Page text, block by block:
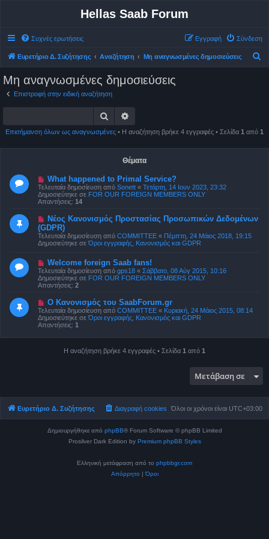
Hellas Saab Forum
Συχνές ερωτήσεις Σύνδεση
Εγγραφή
Ευρετήριο Δ. Συζήτησης Αναζήτηση Μη αναγνωσμένες δημοσιεύσεις
τ
Μη αναγνωσμένες δημοσιεύσεις
Επιστροφή στην ειδική αναζήτηση
Αναζήτηση
Επισήμανση όλων ως αναγνωσμένες • Η αναζήτηση βρήκε 4 εγγραφές • Σελίδα 1 από 1
Θέματα
Ν
έ
α
δ
η
ο
σ
ί
ε
η
What happened to Primal Service?
Τελευταία δημοσίευση από Sonett « Τετάρτη, 14 Ιουν 2023, 23:32
Δημοσιεύτηκε σε FOR OUR FOREIGN MEMBERS ONLY
Απαντήσεις: 14
Ν
έ
α
δ
η
ο
σ
ί
ε
υ
η
Νέος Κανονισμός Προστασίας Προσωπικών Δεδομένων
(GDPR)
Τελευταία δημοσίευση από COMMITTEE « Πέμπτη, 24 Μάιος 2018, 19:15
Δημοσιεύτηκε σεΌροι εγγραφής, Κανονισμός και GDPR
Ν
έ
α
δ
η
ο
σ
ί
ε
σ
Welcome foreign Saab fans!
Τελευταία δημοσίευση από gps18 « Σάββατο, 08 Αύγ 2015, 10:16
Δημοσιεύτηκε σε FOR OUR FOREIGN MEMBERS ONLY
Απαντήσεις: 2
Ν
έ
α
δ
η
μ
Ο Κανονισμός του SaabForum.gr
Τελευταία δημοσίευση από COMMITTEE « Κυριακή, 24 Μάιος 2015, 08:14
Δημοσιεύτηκε σεΌροι εγγραφής, Κανονισμός και GDPR
Απαντήσεις: 1
Η αναζήτηση βρήκε 4 εγγραφές • Σελίδα 1 από 1
Μετάβαση σε
Ευρετήριο Δ. Συζήτησης Όλοι οι χρόνοι είναι UTC+03:00
Διαγραφή cookies
Δημιουργήθηκε από phpBB® Forum Software © phpBB Limited
Prosilver Dark Edition by Premium phpBB Styles
Ελληνική μετάφραση από το phpbbgr.com
Απόρρητο |Όροι